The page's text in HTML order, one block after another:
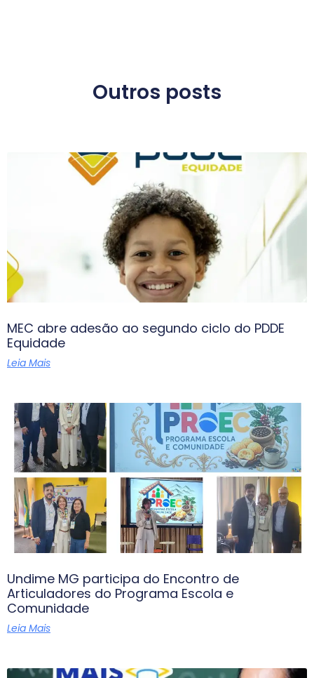
Outros posts
MEC abre adesão ao segundo ciclo do PDDE
Equidade
Leia Mais
Undime MG participa do Encontro de
Articuladores do Programa Escola e
Comunidade
Leia Mais